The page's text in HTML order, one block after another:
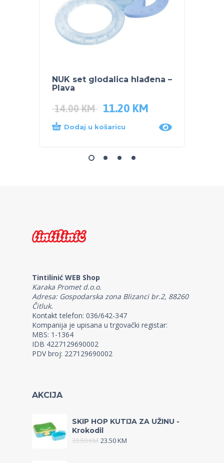
NUK set glodalica hlađena –
Plava
14.00KM 11.20 KM
Dodaj u košaricu
Tintilinić WEB Shop
Karaka Promet d.o.o.
Adresa: Gospodarska zona Blizanci br.2, 88260
Čitluk.
Kontakt telefon: 036/642-347
Kompanija je upisana u trgovački registar:
MBS: 1-1364
IDB 4227129690002
PDV broj: 227129690002
AKCIJA
SKIP HOP KUTIJA ZA UŽINU -
Krokodil
33.50KM 23.50KM